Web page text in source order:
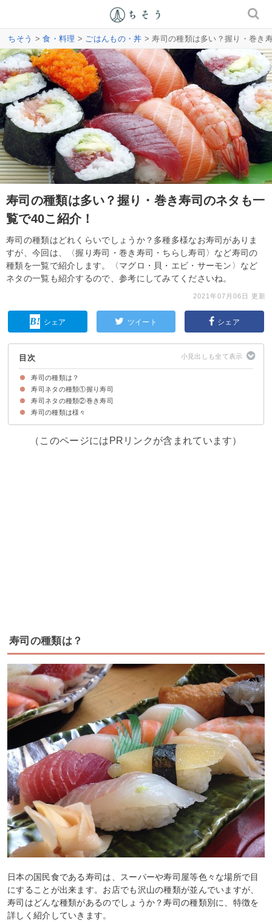
ちそう >食・料理 > ごはんもの・丼 > 寿司の種類は多い？握り・巻き
寿司の種類は多い？握り・巻き寿司のネタも一
覧で40こ紹介！
寿司の種類はどれくらいでしょうか？多種多様なお寿司がありま
すが、今回は、〈握り寿司・巻き寿司・ちらし寿司〉など寿司の
種類を一覧で紹介します。〈マグロ・貝・エビ・サーモン〉など
ネタの一覧も紹介するので、参考にしてみてくださいね。
2021年07月06日 更新
シェア ツイート シェア
目次
寿司の種類は？
①握り寿司
②巻き寿司
③軍艦巻き
④ちらし寿司
⑤押し寿司
⑥稲荷寿司
⑦なれずし
⑧手まり寿司
寿司ネタの種類①握り寿司
①マグロ
②中トロ
③大トロ
④びんちょうまぐろ
⑤はまち
⑥サーモン
⑦カツオ
⑧たい
⑨のどぐろ
⑩カレイ
⑪ひらめ
⑫エンガワ
⑬あじ
⑭こはだ
⑮いわし
⑯さんま
⑰しめさば
⑱エビ
⑲甘エビ
⑳ほたんエビ
㉑たこ
㉒あおりいか
㉓ずわい蟹
㉔ホタテ
㉕赤貝
㉖つぶ貝
㉗穴子
㉘うなぎ
㉙はも
㉚たまご
寿司ネタの種類②巻き寿司
㉛鉄火巻き
㉜ネギトロ巻き
㉝かっぱ巻き
㉞新香巻き
㉟かんぴょう巻き
㊱納豆巻き
㊲うなきゅう巻き
㊳涙巻き
㊴カリフォルニアロール
㊵キンパ
寿司の種類は様々
（このページにはPRリンクが含まれています）
寿司の種類は？
日本の国民食である寿司は、スーパーや寿司屋等色々な場所で目
にすることが出来ます。お店でも沢山の種類が並んでいますが、
寿司はどんな種類があるのでしょうか？寿司の種類別に、特徴を
詳しく紹介していきます。